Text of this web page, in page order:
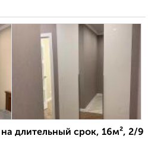
длительный срок, 16м², 2/9